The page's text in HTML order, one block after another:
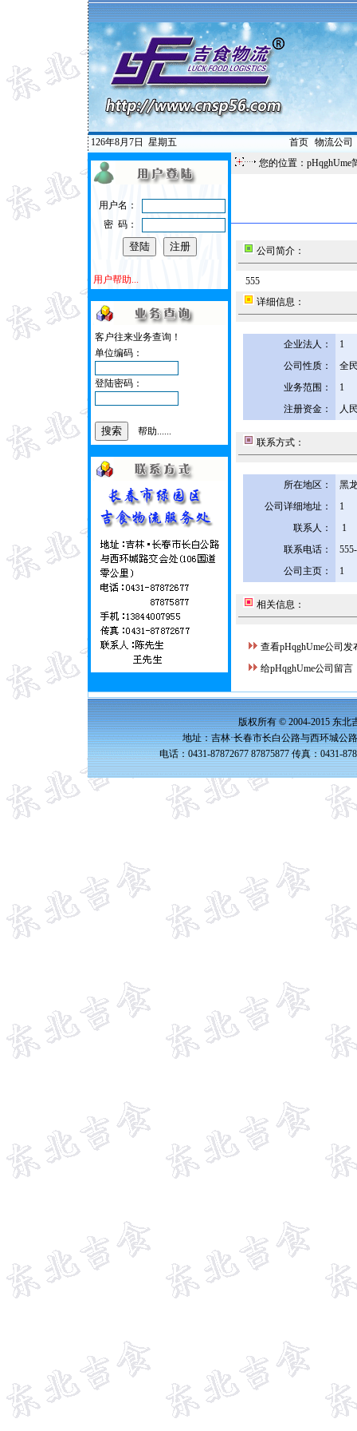
126年8月7日 星期五 首页| 物流公司
用户名：
密 码：
用户帮助...
客户往来业务查询！
单位编码：
登陆密码：
帮助......
您的位置：pHqghUme
公司简介：
555
详细信息：
企业法人：
1
公司性质：
全
业务范围：
1
注册资金：
人
联系方式：
所在地区：
黑
公司详细地址：
1
联系人：
1
联系电话：
公司主页：
1
相关信息：
查看pHqghUme公司发
给pHqghUme公司留言
版权所有 © 2004-2015 东北
地址：吉林·长春市长白公路与西环城公
电话：0431-87872677 87875877 传真：0431-